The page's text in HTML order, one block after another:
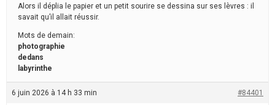
Alors il déplia le papier et un petit sourire se dessina sur ses lèvres : il
savait qu’il allait réussir.
Mots de demain:
photographie
dedans
labyrinthe
6 juin 2026 à 14 h 33 min #84401